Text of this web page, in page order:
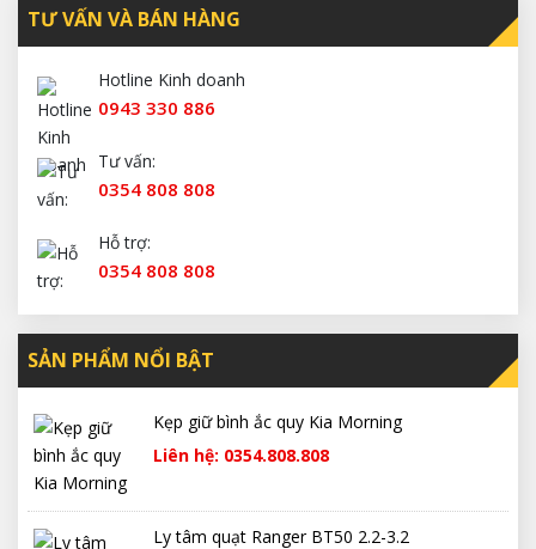
TƯ VẤN VÀ BÁN HÀNG
Hotline Kinh doanh
0943 330 886
Tư vấn:
0354 808 808
Hỗ trợ:
0354 808 808
SẢN PHẨM NỔI BẬT
Kẹp giữ bình ắc quy Kia Morning
Liên hệ: 0354.808.808
Ly tâm quạt Ranger BT50 2.2-3.2